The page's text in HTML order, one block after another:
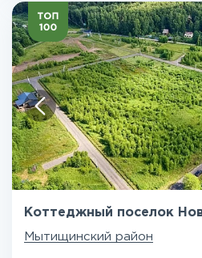
Коттеджный поселок
Мытищинский район